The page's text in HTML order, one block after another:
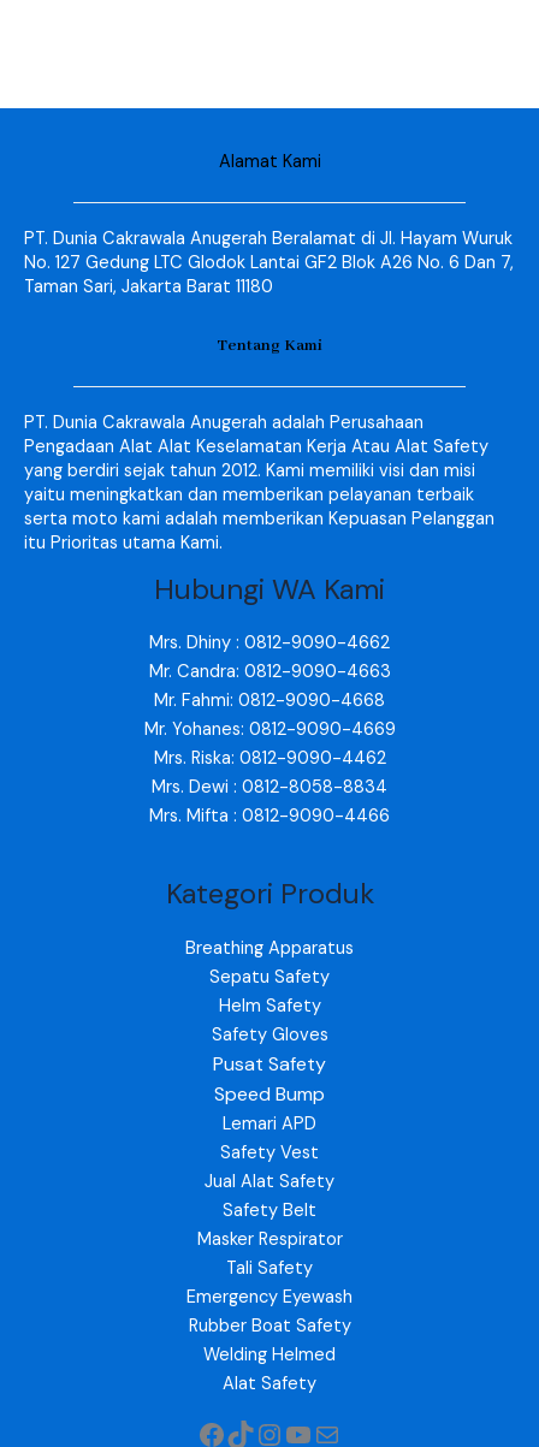
Alamat Kami
PT. Dunia Cakrawala Anugerah Beralamat di Jl. Hayam Wuruk
No. 127 Gedung LTC Glodok Lantai GF2 Blok A26 No. 6 Dan 7,
Taman Sari, Jakarta Barat 11180
Tentang Kami
PT. Dunia Cakrawala Anugerah adalah Perusahaan
Pengadaan Alat Alat Keselamatan Kerja Atau Alat Safety
yang berdiri sejak tahun 2012. Kami memiliki visi dan misi
yaitu meningkatkan dan memberikan pelayanan terbaik
serta moto kami adalah memberikan Kepuasan Pelanggan
itu Prioritas utama Kami.
Hubungi WA Kami
Mrs. Dhiny : 0812-9090-4662
Mr. Candra: 0812-9090-4663
Mr. Fahmi: 0812-9090-4668
Mr. Yohanes: 0812-9090-4669
Mrs. Riska: 0812-9090-4462
Mrs. Dewi : 0812-8058-8834
Mrs. Mifta : 0812-9090-4466
Kategori Produk
Breathing Apparatus
Sepatu Safety
Helm Safety
Safety Gloves
Pusat Safety
Speed Bump
Lemari APD
Safety Vest
Jual Alat Safety
Safety Belt
Masker Respirator
Tali Safety
Emergency Eyewash
Rubber Boat Safety
Welding Helmed
Alat Safety